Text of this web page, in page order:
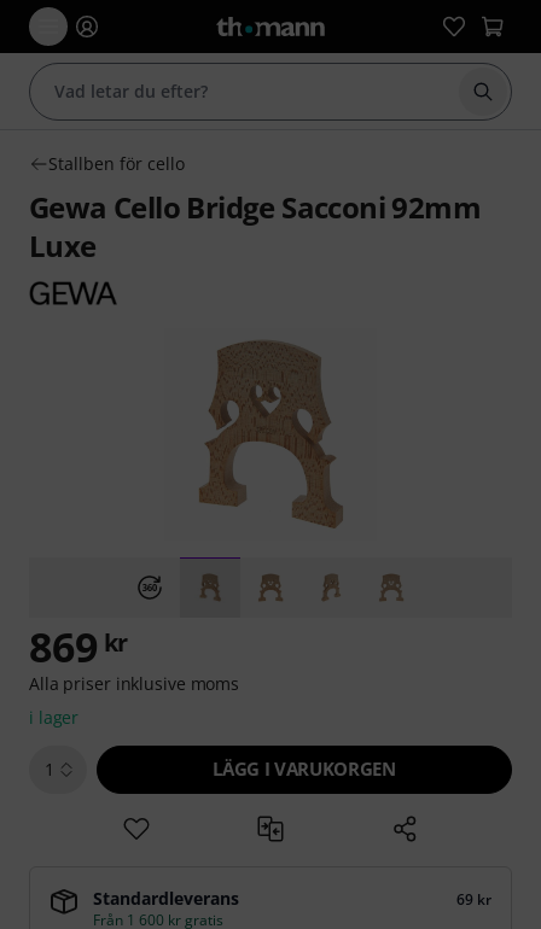
Börja
Stallben för cello
Gewa Cello Bridge Sacconi 92mm
Luxe
869 kr
Alla priser inklusive moms
i lager
1 LÄGG I VARUKORGEN
Standardleverans
69 kr
Från 1 600 kr gratis